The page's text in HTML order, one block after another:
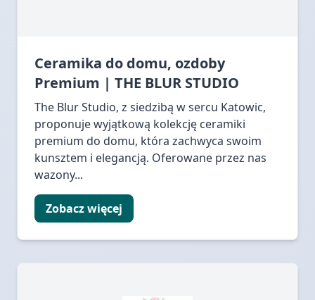
Ceramika do domu, ozdoby
Premium | THE BLUR STUDIO
The Blur Studio, z siedzibą w sercu Katowic,
proponuje wyjątkową kolekcję ceramiki
premium do domu, która zachwyca swoim
kunsztem i elegancją. Oferowane przez nas
wazony...
Zobacz więcej